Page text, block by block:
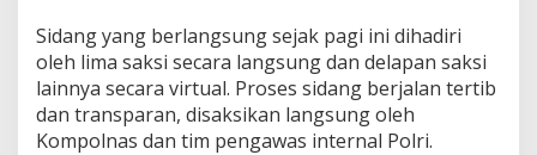
Sidang yang berlangsung sejak pagi ini dihadiri
oleh lima saksi secara langsung dan delapan saksi
lainnya secara virtual. Proses sidang berjalan tertib
dan transparan, disaksikan langsung oleh
Kompolnas dan tim pengawas internal Polri.